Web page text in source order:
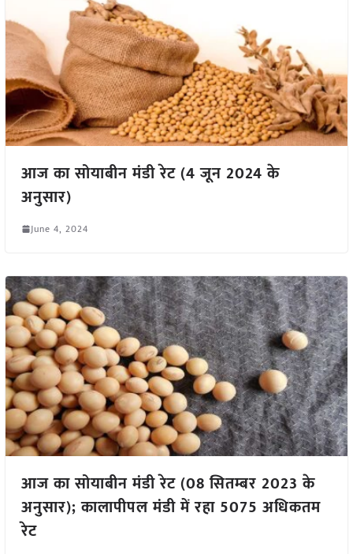
आज का सोयाबीन मंडी रेट (4 जून 2024 के
अनुसार)
June 4, 2024
आज का सोयाबीन मंडी रेट (08 सितम्बर 2023 के
अनुसार); कालापीपल मंडी में रहा 5075 अधिकतम
रेट